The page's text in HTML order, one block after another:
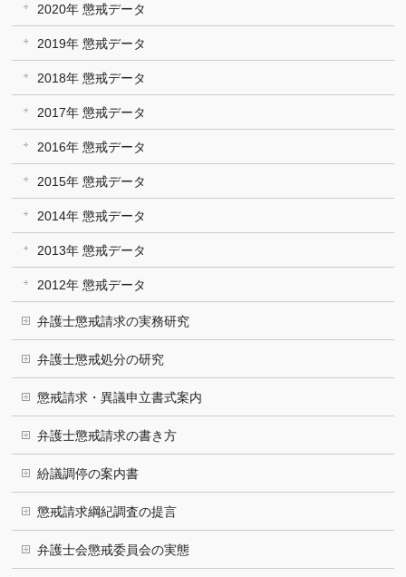
2020年 懲戒データ
2019年 懲戒データ
2018年 懲戒データ
2017年 懲戒データ
2016年 懲戒データ
2015年 懲戒データ
2014年 懲戒データ
2013年 懲戒データ
2012年 懲戒データ
弁護士懲戒請求の実務研究
弁護士懲戒処分の研究
懲戒請求・異議申立書式案内
弁護士懲戒請求の書き方
紛議調停の案内書
懲戒請求綱紀調査の提言
弁護士会懲戒委員会の実態